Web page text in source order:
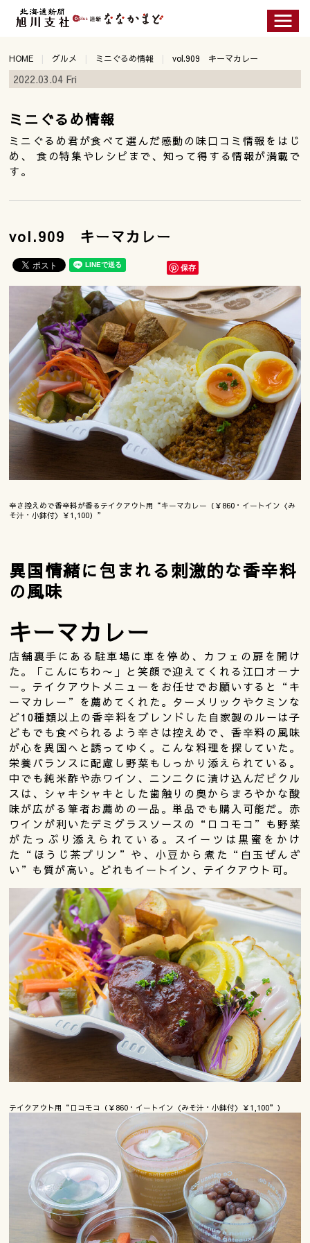
HOME グルメ ミニぐるめ情報 vol.909 キーマカレー
2022.03.04 Fri
ミニぐるめ情報
ミニぐるめ君が食べて選んだ感動の味口コミ情報をはじ
め、 食の特集やレシピまで、知って得する情報が満載で
す。
vol.909 キーマカレー
保存
辛さ控えめで香辛料が香るテイクアウト用“キーマカレー（￥860・イートイン〈み
そ汁・小鉢付〉￥1,100）”
異国情緒に包まれる刺激的な香辛料
の風味
キーマカレー
店舗裏手にある駐車場に車を停め、カフェの扉を開け
た。「こんにちわ〜」と笑顔で迎えてくれる江口オーナ
ー。テイクアウトメニューをお任せでお願いすると“キ
ーマカレー”を薦めてくれた。ターメリックやクミンな
ど10種類以上の香辛料をブレンドした自家製のルーは子
どもでも食べられるよう辛さは控えめで、香辛料の風味
が心を異国へと誘ってゆく。こんな料理を探していた。
栄養バランスに配慮し野菜もしっかり添えられている。
中でも純米酢や赤ワイン、ニンニクに漬け込んだピクル
スは、シャキシャキとした歯触りの奥からまろやかな酸
味が広がる筆者お薦めの一品。単品でも購入可能だ。赤
ワインが利いたデミグラスソースの“ロコモコ”も野菜
がたっぷり添えられている。スイーツは黒蜜をかけ
た“ほうじ茶プリン”や、小豆から煮た“白玉ぜんざ
い”も質が高い。どれもイートイン、テイクアウト可。
テイクアウト用“ロコモコ（￥860・イートイン〈みそ汁・小鉢付〉￥1,100”）